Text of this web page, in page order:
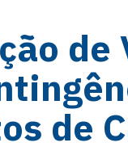
de
de